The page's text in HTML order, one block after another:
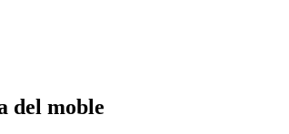
del moble